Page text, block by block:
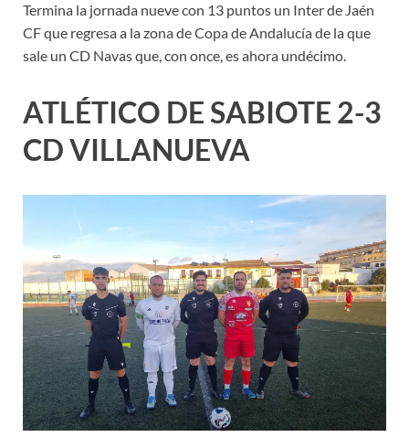
Termina la jornada nueve con 13 puntos un Inter de Jaén
CF que regresa a la zona de Copa de Andalucía de la que
sale un CD Navas que, con once, es ahora undécimo.
ATLÉTICO DE SABIOTE 2-3
CD VILLANUEVA